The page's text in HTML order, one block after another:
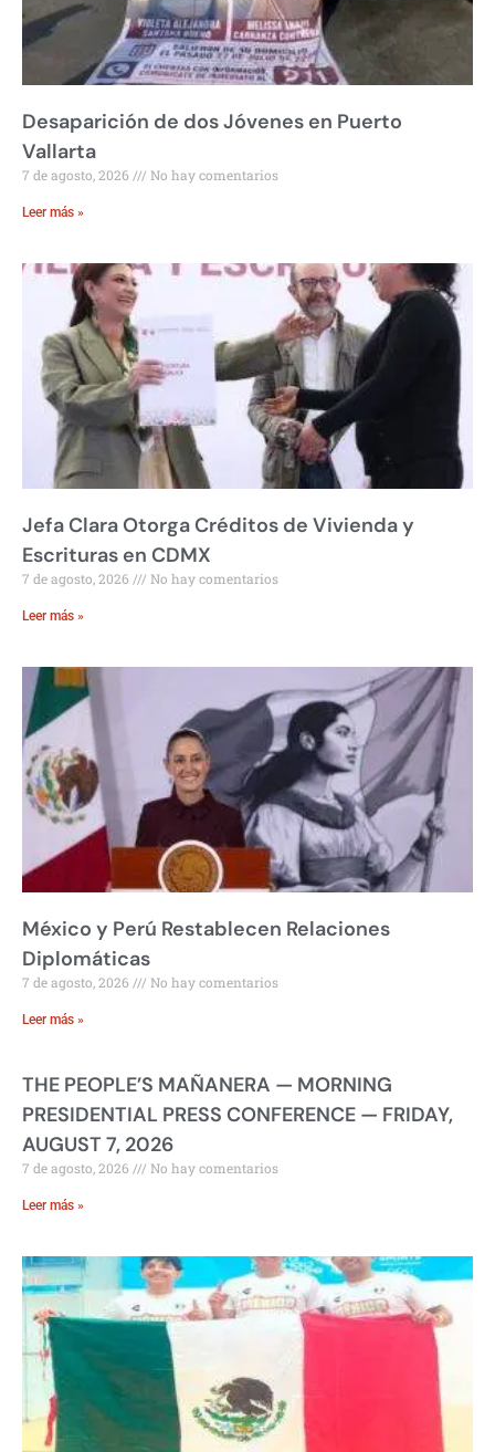
Desaparición de dos Jóvenes en Puerto
Vallarta
7 de agosto, 2026 No hay comentarios
Leer más »
Jefa Clara Otorga Créditos de Vivienda y
Escrituras en CDMX
7 de agosto, 2026 No hay comentarios
Leer más »
México y Perú Restablecen Relaciones
Diplomáticas
7 de agosto, 2026 No hay comentarios
Leer más »
THE PEOPLE’S MAÑANERA — MORNING
PRESIDENTIAL PRESS CONFERENCE — FRIDAY,
AUGUST 7, 2026
7 de agosto, 2026 No hay comentarios
Leer más »